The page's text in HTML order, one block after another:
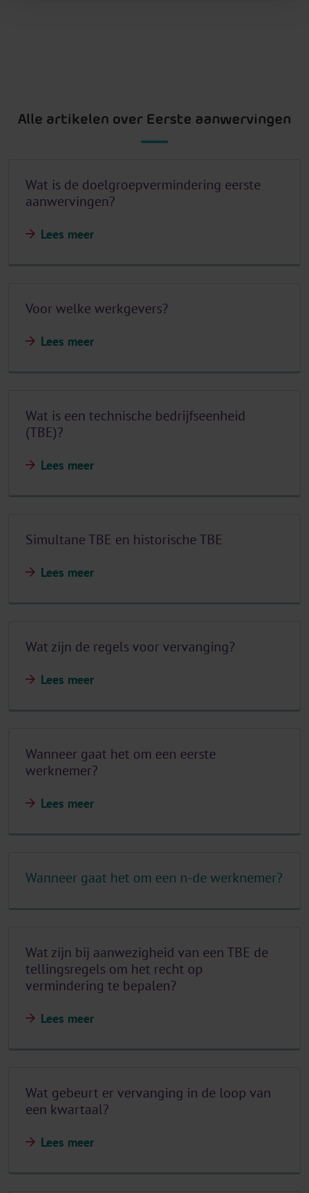
Alle artikelen over Eerste aanwervingen
Wat is de doelgroepvermindering eerste
aanwervingen?
Lees meer
Voor welke werkgevers?
Lees meer
Wat is een technische bedrijfseenheid
(TBE)?
Lees meer
Simultane TBE en historische TBE
Lees meer
Wat zijn de regels voor vervanging?
Lees meer
Wanneer gaat het om een eerste
werknemer?
Lees meer
Wanneer gaat het om een n-de werknemer?
Wat zijn bij aanwezigheid van een TBE de
tellingsregels om het recht op
vermindering te bepalen?
Lees meer
Wat gebeurt er vervanging in de loop van
een kwartaal?
Lees meer